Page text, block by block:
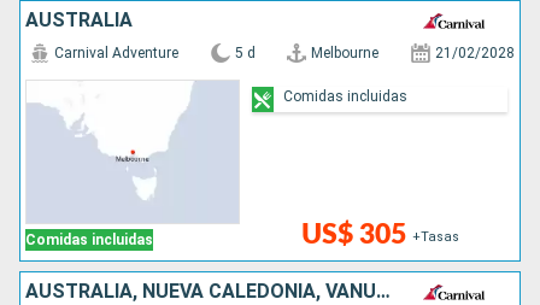
AUSTRALIA
Comidas incluidas
Carnival Adventure 5 d Melbourne 21/02/2028
US$ 305 +Tasas
Comidas incluidas
AUSTRALIA, NUEVA CALEDONIA, VANUATU